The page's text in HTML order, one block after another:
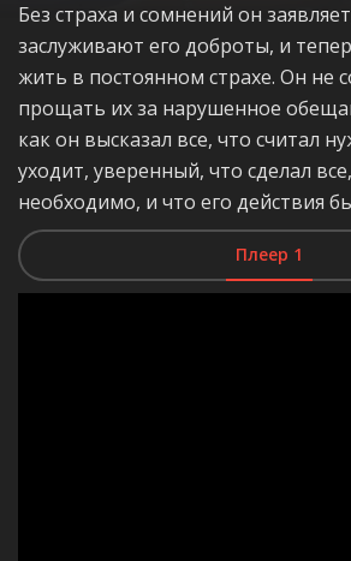
Без страха и сомнений он
заслуживают его доброты, и
жить в постоянном страхе. Он не
прощать их за нарушенное
как он высказал все, что считал
уходит, уверенный, что сделал
необходимо, и что его действия
Плеер 1